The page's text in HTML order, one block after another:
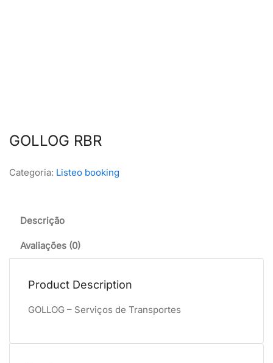
GOLLOG RBR
Categoria: Listeo booking
Descrição
Avaliações (0)
Product Description
GOLLOG – Serviços de Transportes